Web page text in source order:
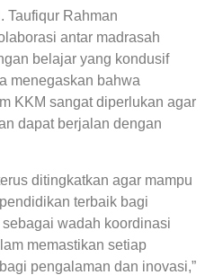
Taufiqur Rahman
antar madrasah
belajar yang kondusif
menegaskan bahwa
KKM sangat diperlukan agar
dapat berjalan dengan
ditingkatkan agar mampu
terbaik bagi
wadah koordinasi
memastikan setiap
pengalaman dan inovasi,”